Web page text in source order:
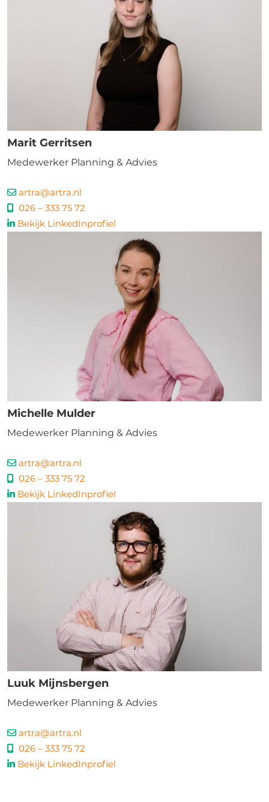
Marit Gerritsen
Medewerker Planning & Advies
artra@artra.nl
026 – 333 75 72
Bekijk LinkedInprofiel
Michelle Mulder
Medewerker Planning & Advies
artra@artra.nl
026 – 333 75 72
Bekijk LinkedInprofiel
Luuk Mijnsbergen
Medewerker Planning & Advies
artra@artra.nl
026 – 333 75 72
Bekijk LinkedInprofiel